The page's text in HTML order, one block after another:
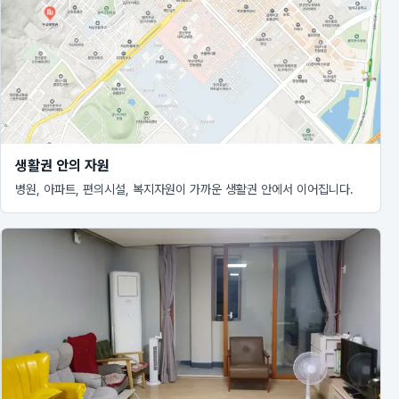
생활권 안의 자원
병원, 아파트, 편의시설, 복지자원이 가까운 생활권 안에서 이어집니다.